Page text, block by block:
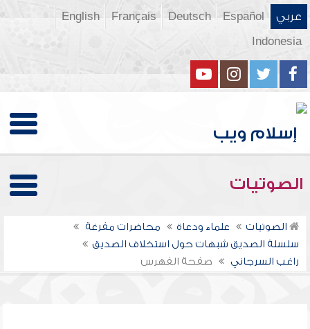
عربي Español
Deutsch
Français
English
Indonesia
الصوتيات
الصوتيات علماء ودعاة
محاضرات مفرغة
سلسلة الصديق شبهات حول استخلاف الصديق
راغب السرجاني
صفحة الفهرس